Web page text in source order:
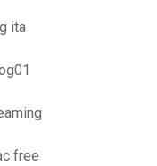
ita
free